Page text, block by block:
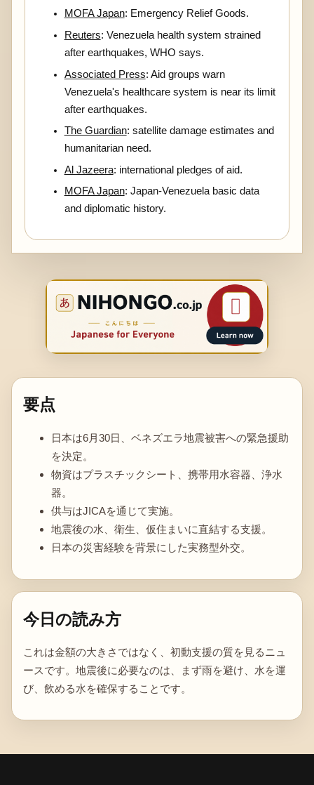
MOFA Japan: Emergency Relief Goods.
Reuters: Venezuela health system strained
after earthquakes, WHO says.
Associated Press: Aid groups warn
Venezuela's healthcare system is near its limit
after earthquakes.
The Guardian: satellite damage estimates and
humanitarian need.
Al Jazeera: international pledges of aid.
MOFA Japan: Japan-Venezuela basic data
and diplomatic history.
要点
日本は6月30日、ベネズエラ地震被害への緊急援助
を決定。
物資はプラスチックシート、携帯用水容器、浄水
器。
供与はJICAを通じて実施。
地震後の水、衛生、仮住まいに直結する支援。
日本の災害経験を背景にした実務型外交。
今日の読み方
これは金額の大きさではなく、初動支援の質を見るニュ
ースです。地震後に必要なのは、まず雨を避け、水を運
び、飲める水を確保することです。